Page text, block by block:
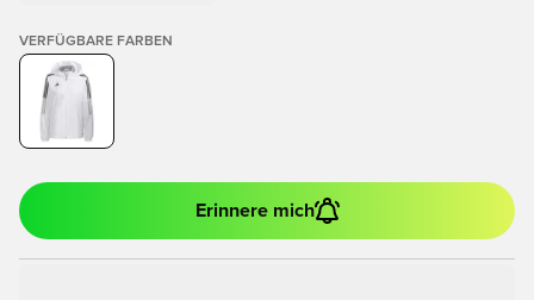
VERFÜGBARE FARBEN
Erinnere mich